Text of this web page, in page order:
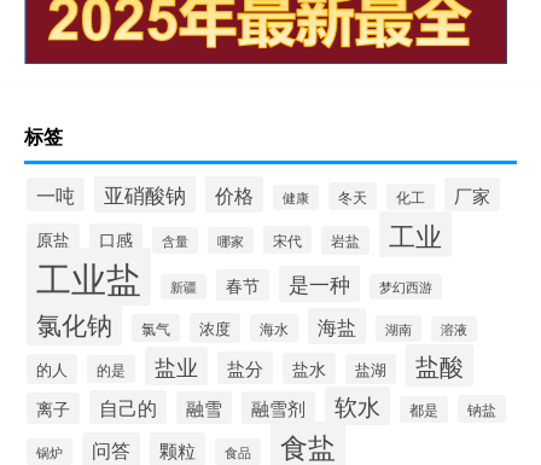
标签
一吨 亚硝酸钠 价格 健康 冬天 化工 厂家
原盐 口感 含量 哪家 宋代 岩盐 工业
工业盐 新疆 春节 是一种 梦幻西游
氯化钠 氯气 浓度 海水 海盐 湖南 溶液
的人 的是 盐业 盐分 盐水 盐湖 盐酸
离子 自己的 融雪 融雪剂 软水 都是 钠盐
锅炉 问答 颗粒 食品 食盐